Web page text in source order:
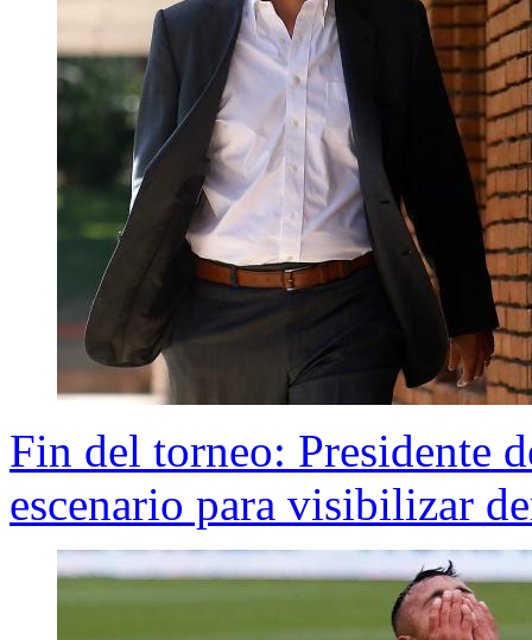
Fin del torneo: Presidente
escenario para visibilizar